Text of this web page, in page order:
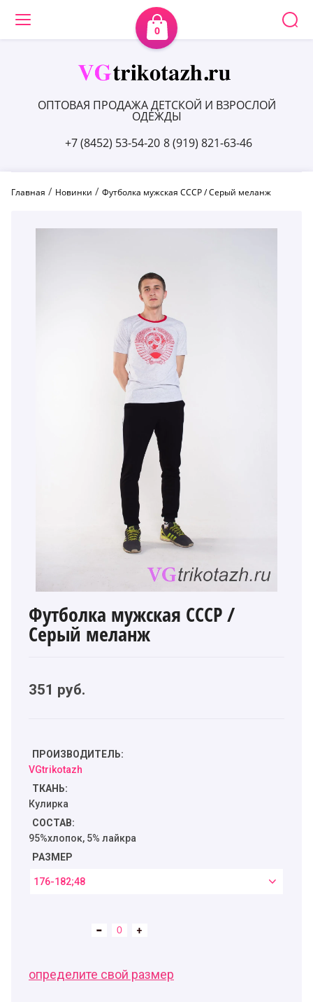
0
+7 (8452) 53-54-20 8 (919) 821-63-46
ОПТОВАЯ ПРОДАЖА ДЕТСКОЙ И ВЗРОСЛОЙ
ОДЕЖДЫ
Главная / Новинки / Футболка мужская СССР / Серый меланж
Футболка мужская СССР /
Серый меланж
351 руб.
ПРОИЗВОДИТЕЛЬ:
VGtrikotazh
ТКАНЬ:
Кулирка
СОСТАВ:
95%хлопок, 5% лайкра
РАЗМЕР
176-182;48
определите свой размер